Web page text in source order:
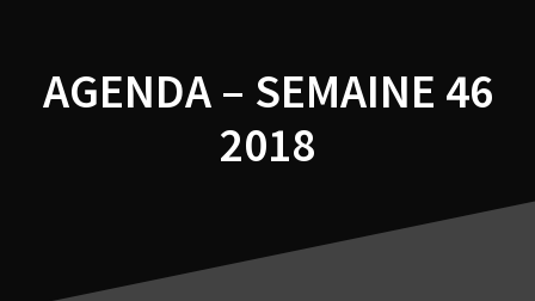
AGENDA – SEMAINE 46
2018